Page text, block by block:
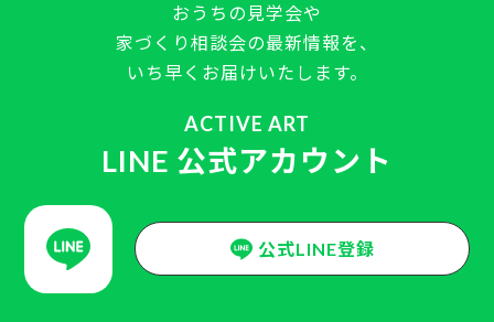
おうちの見学会や
家づくり相談会の最新情報を、
いち早くお届けいたします。
ACTIVE ART
LINE 公式アカウント
公式LINE登録